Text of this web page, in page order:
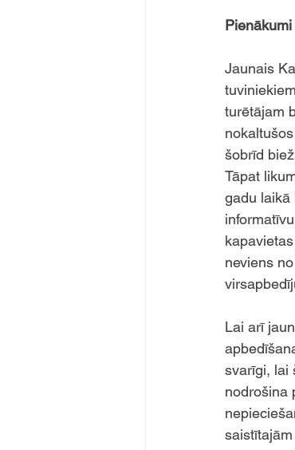
Jaunais
turētājam
šobrīd
Tāpat
gadu laikā
neviens
Lai arī
svarīgi, lai
nodrošina